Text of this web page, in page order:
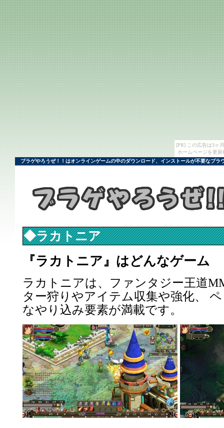
[PR] この広告は3ヶ
ホームページを更
ブラゲやろうぜ！！はオンラインゲームの中のダウンロード、インストールが不要なブ
◆ラカトニア
『ラカトニア』はどんなゲーム
ラカトニアは、ファンタジー王道
ター狩りやアイテム収集や強化、
なやり込み要素が満載です。